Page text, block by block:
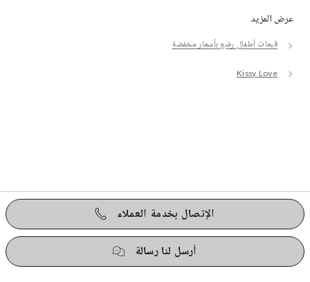
عرض المزيد
قبعات أطفال رضع بأسعار مخفضة
Kissy Love
الإتصال بخدمة العملاء
أرسل لنا رسالة